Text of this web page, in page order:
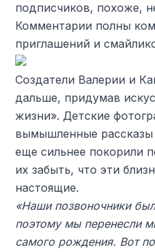
подписчиков, похоже,
Комментарии полны
приглашений и
Создатели Валерии и
дальше, придумав
жизни». Детские
вымышленные
еще сильнее покорили
их забыть, что эти
настоящие.
«Наши позвоночники
поэтому мы перенесли
самого рождения. Вот